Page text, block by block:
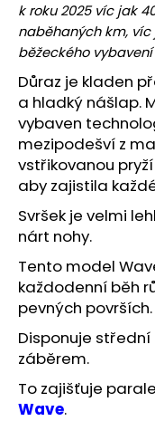
k roku 2025 víc jak
naběhaných km,
běžeckého vybavení
Důraz je kladen
a hladký nášlap.
vybaven
mezipodešví z
vstřikovanou
aby zajistila
Svršek je velmi
nárt nohy.
Tento model
každodenní běh
pevných površích.
Disponuje
záběrem.
To zajišťuje
Wave.
D
o
p
o
r
u
č
u
j
e
m
e
BĚŽECKÁ
BUNDA
RONHILL
STRIDE
SUNDOWN
JACKET
2
199